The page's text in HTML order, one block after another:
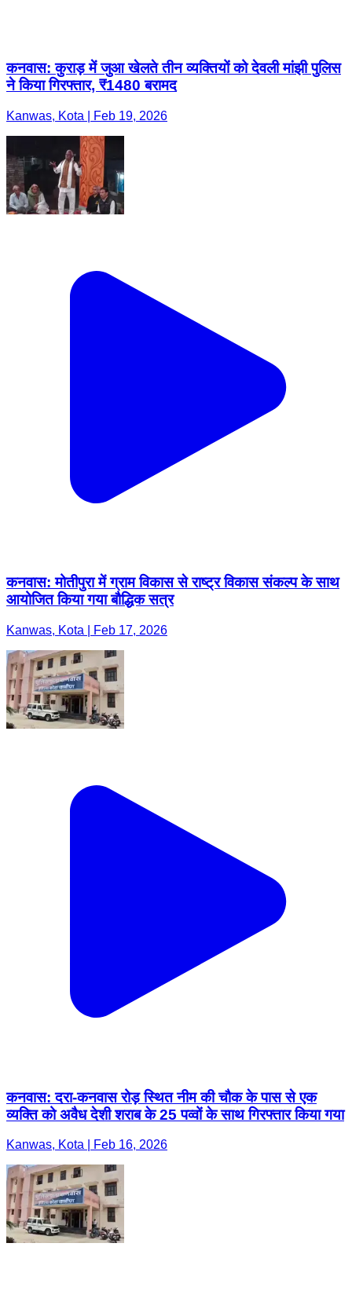
कनवास: कुराड़ में जुआ खेलते तीन व्यक्तियों को देवली मांझी पुलिस
ने किया गिरफ्तार, ₹1480 बरामद
Kanwas, Kota | Feb 19, 2026
कनवास: मोतीपुरा में ग्राम विकास से राष्ट्र विकास संकल्प के साथ
आयोजित किया गया बौद्धिक सत्र
Kanwas, Kota | Feb 17, 2026
कनवास: दरा-कनवास रोड़ स्थित नीम की चौक के पास से एक
व्यक्ति को अवैध देशी शराब के 25 पव्वों के साथ गिरफ्तार किया गया
Kanwas, Kota | Feb 16, 2026